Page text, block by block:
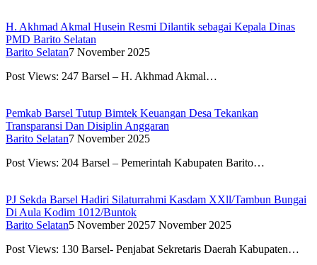
H. Akhmad Akmal Husein Resmi Dilantik sebagai Kepala Dinas
PMD Barito Selatan
Barito Selatan7 November 2025
Post Views: 247 Barsel – H. Akhmad Akmal…
Pemkab Barsel Tutup Bimtek Keuangan Desa Tekankan
Transparansi Dan Disiplin Anggaran
Barito Selatan7 November 2025
Post Views: 204 Barsel – Pemerintah Kabupaten Barito…
PJ Sekda Barsel Hadiri Silaturrahmi Kasdam XXll/Tambun Bungai
Di Aula Kodim 1012/Buntok
Barito Selatan5 November 20257 November 2025
Post Views: 130 Barsel- Penjabat Sekretaris Daerah Kabupaten…